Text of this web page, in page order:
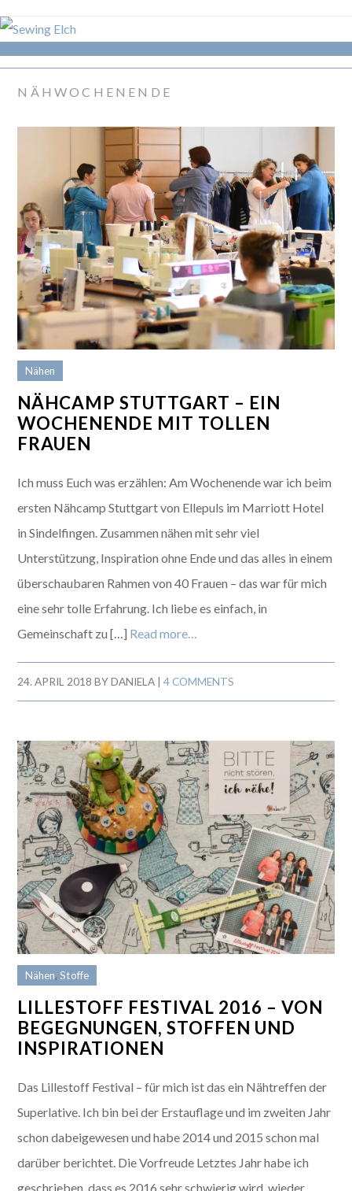
NÄHWOCHENENDE
Nähen
NÄHCAMP STUTTGART – EIN
WOCHENENDE MIT TOLLEN
FRAUEN
Ich muss Euch was erzählen: Am Wochenende war ich beim
ersten Nähcamp Stuttgart von Ellepuls im Marriott Hotel
in Sindelfingen. Zusammen nähen mit sehr viel
Unterstützung, Inspiration ohne Ende und das alles in einem
überschaubaren Rahmen von 40 Frauen – das war für mich
eine sehr tolle Erfahrung. Ich liebe es einfach, in
Gemeinschaft zu […] Read more…
24. APRIL 2018 BYDANIELA |4 COMMENTS
Nähen,Stoffe
LILLESTOFF FESTIVAL 2016 – VON
BEGEGNUNGEN, STOFFEN UND
INSPIRATIONEN
Das Lillestoff Festival – für mich ist das ein Nähtreffen der
Superlative. Ich bin bei der Erstauflage und im zweiten Jahr
schon dabeigewesen und habe 2014 und 2015 schon mal
darüber berichtet. Die Vorfreude Letztes Jahr habe ich
geschrieben, dass es 2016 sehr schwierig wird, wieder